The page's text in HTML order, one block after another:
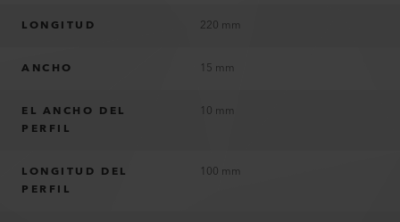
LONGITUD 220 mm
ANCHO 15 mm
EL ANCHO DEL
PERFIL
10 mm
LONGITUD DEL
PERFIL
100 mm